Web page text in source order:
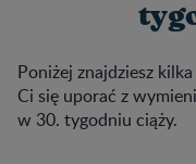
Poniżej znajdziesz
Ci się uporać z
w 30. tygodniu ciąży.